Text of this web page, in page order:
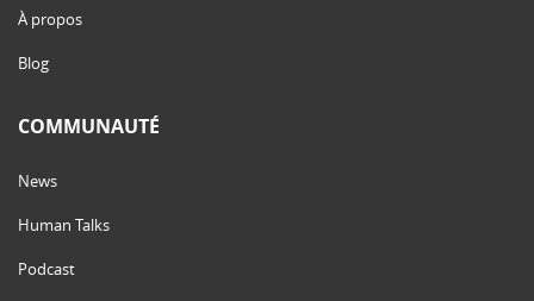
À propos
Blog
COMMUNAUTÉ
News
Human Talks
Podcast